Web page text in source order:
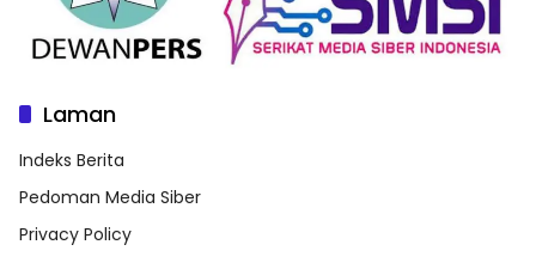
Laman
Indeks Berita
Pedoman Media Siber
Privacy Policy